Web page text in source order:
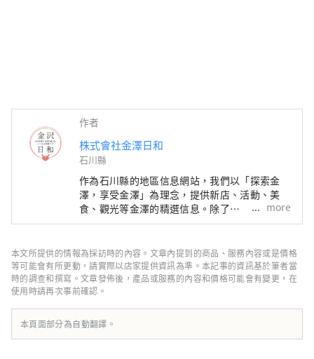
作者
株式會社金澤日和
石川縣
作為石川縣的地區信息網站，我們以「探索金
澤，享受金澤」為理念，提供新店、活動、美
食、觀光等金澤的精選信息。除了
「SmartNews」、「goo news」等日本國內媒
等海外媒體合作，向世界廣泛傳播石川縣的魅
力。
more
本文所提供的情報為採訪時的內容。文章內提到的商品、服務內容或是價格
等可能會有所更動，請實際以店家提供資訊為準。本記事的資訊基於筆者當
時的調查和撰寫。文章發佈後，產品或服務的內容和價格可能會有變更，在
使用時請再次事前確認。
本頁面部分為自動翻譯。